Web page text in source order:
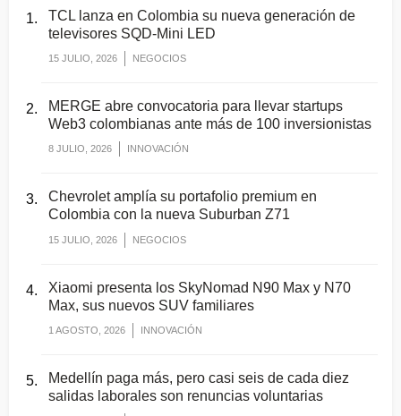
TCL lanza en Colombia su nueva generación de
televisores SQD-Mini LED
15 JULIO, 2026 NEGOCIOS
MERGE abre convocatoria para llevar startups
Web3 colombianas ante más de 100 inversionistas
8 JULIO, 2026 INNOVACIÓN
Chevrolet amplía su portafolio premium en
Colombia con la nueva Suburban Z71
15 JULIO, 2026 NEGOCIOS
Xiaomi presenta los SkyNomad N90 Max y N70
Max, sus nuevos SUV familiares
1 AGOSTO, 2026 INNOVACIÓN
Medellín paga más, pero casi seis de cada diez
salidas laborales son renuncias voluntarias